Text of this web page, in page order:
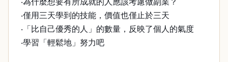
‧為什麼想要有所成就的人應該考慮做副業？
‧僅用三天學到的技能，價值也僅止於三天
‧「比自己優秀的人」的數量，反映了個人的氣度
‧學習「輕鬆地」努力吧